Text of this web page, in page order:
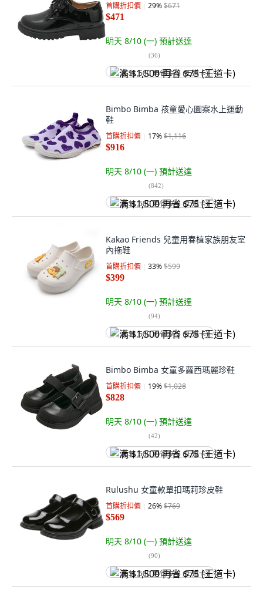
首購折扣價 29%$671
$471
明天 8/10 (一) 預計送達
(36)
满 $1,500 再省 $75 (王道卡)
Bimbo Bimba 孩童愛心圖案水上運動
鞋
首購折扣價 17%$1,116
$916
明天 8/10 (一) 預計送達
(842)
满 $1,500 再省 $75 (王道卡)
Kakao Friends 兒童用春植家族朋友室
內拖鞋
首購折扣價 33%$599
$399
明天 8/10 (一) 預計送達
(94)
满 $1,500 再省 $75 (王道卡)
Bimbo Bimba 女童多蘿西瑪麗珍鞋
首購折扣價 19%$1,028
$828
明天 8/10 (一) 預計送達
(42)
满 $1,500 再省 $75 (王道卡)
Rulushu 女童款單扣瑪莉珍皮鞋
首購折扣價 26%$769
$569
明天 8/10 (一) 預計送達
(90)
满 $1,500 再省 $75 (王道卡)